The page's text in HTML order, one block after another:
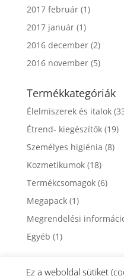
2017 február(1)
2017 január(1)
2016 december(2)
2016 november(5)
Termékkategóriák
Élelmiszerek és italok
Étrend- kiegészítők (19)
Személyes higiénia (8)
Kozmetikumok (18)
Termékcsomagok (6)
Megapack (1)
Megrendelési
Egyéb (1)
Ez a weboldal sütiket